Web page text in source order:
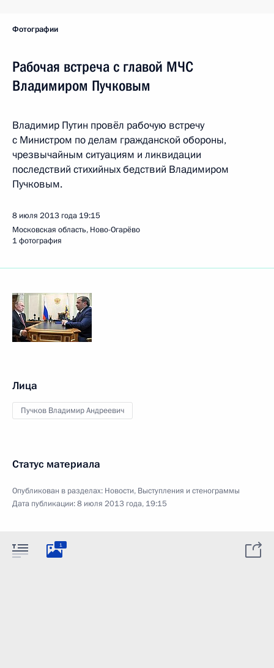
Фотографии
Рабочая встреча с главой МЧС
Владимиром Пучковым
Владимир Путин провёл рабочую встречу
с Министром по делам гражданской обороны,
чрезвычайным ситуациям и ликвидации
последствий стихийных бедствий Владимиром
Пучковым.
8 июля 2013 года 19:15
Московская область, Ново-Огарёво
1 фотография
Лица
Пучков Владимир Андреевич
Статус материала
Опубликован в разделах: Новости, Выступления и стенограммы
Дата публикации:8 июля 2013 года, 19:15
1